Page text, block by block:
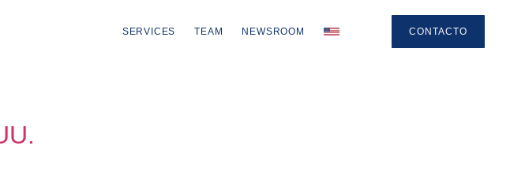
SERVICES TEAM NEWSROOM CONTACTO